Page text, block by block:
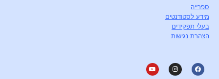
ספרייה
מידע לסטודנטים
בעלי תפקידים
הצהרת נגישות